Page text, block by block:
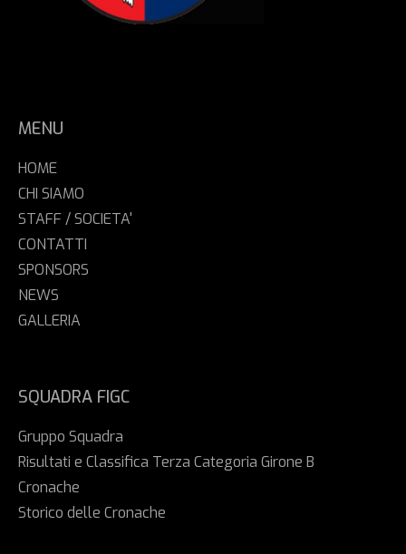
MENU
HOME
CHI SIAMO
STAFF / SOCIETA'
CONTATTI
SPONSORS
NEWS
GALLERIA
SQUADRA FIGC
Gruppo Squadra
Risultati e Classifica Terza Categoria Girone B
Cronache
Storico delle Cronache